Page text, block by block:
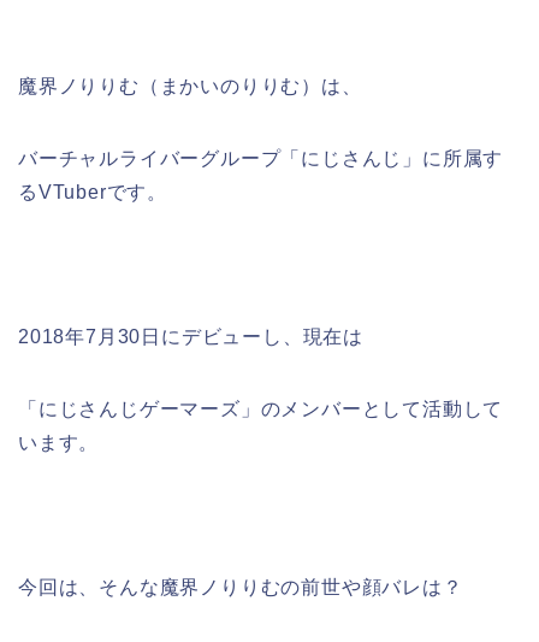
魔界ノりりむ（まかいのりりむ）は、
バーチャルライバーグループ「にじさんじ」に所属す
るVTuberです。
2018年7月30日にデビューし、現在は
「にじさんじゲーマーズ」のメンバーとして活動して
います。
今回は、そんな魔界ノりりむの前世や顔バレは？